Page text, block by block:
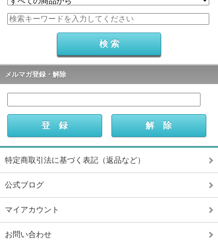
メルマガ登録・解除
特定商取引法に基づく表記（返品など）
公式ブログ
マイアカウント
お問い合わせ